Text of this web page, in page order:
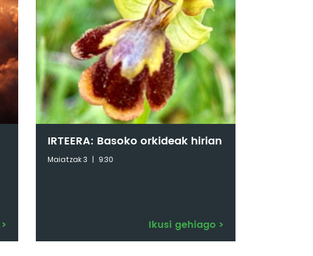
>
IRTEERA: Basoko orkideak hirian
Maiatzak 3 | 9:30
Ikusi gehiago >